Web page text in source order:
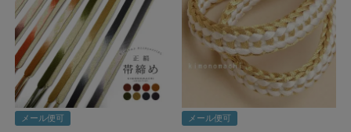
メール便可 メール便可